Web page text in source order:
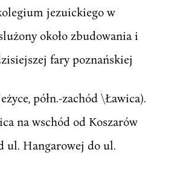
jezuickiego w
około zbudowania i
fary poznańskiej
półn.-zachód \Ławica).
na wschód od Koszarów
ul. Hangarowej do ul.